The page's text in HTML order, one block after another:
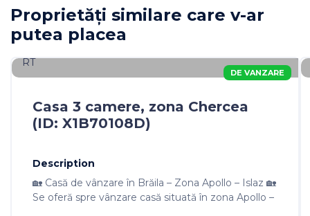
Proprietăți similare care v-ar
putea placea
DE VANZARE
Imobiliare MAXICONFORT
Casa 3 camere, zona Chercea
(ID: X1B70108D)
Description
🏡 Casă de vânzare în Brăila – Zona Apollo – Islaz 🏡
Se oferă spre vânzare casă situată în zona Apollo –